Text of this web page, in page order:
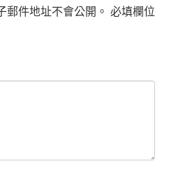
郵件地址不會公開。 必填欄位